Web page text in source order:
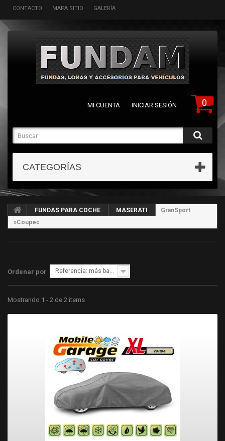
CONTACTO MAPA SITIO GALERÍA
0
MI CUENTA INICIAR SESIÓN
CATEGORÍAS
FUNDAS PARA COCHE MASERATI
GranSport
»Coupe«
Ordenar por Referencia: más bajo primero
Mostrando 1 - 2 de 2 items